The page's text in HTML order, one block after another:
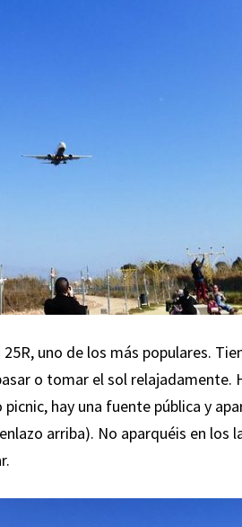
uno de los más populares.
o tomar el sol
hay una fuente pública y
arriba). No aparquéis en los